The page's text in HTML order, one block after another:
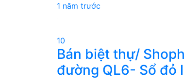
1 năm trước
10
Bán biệt thự/
đường QL6- Sổ đỏ